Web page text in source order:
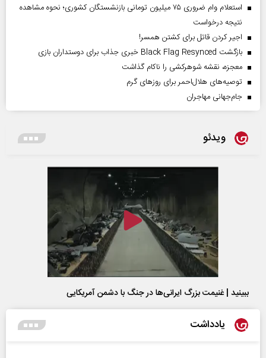
استعلام وام ضروری ۷۵ میلیون تومانی بازنشستگان کشوری؛ نحوه مشاهده
نتیجه درخواست
اجیر کردن قاتل برای کشتن همسر!
بازگشت Black Flag Resynced خبری جذاب برای دوستداران بازی
معجزه، نقشه شوهرکشی را ناکام گذاشت
توصیه‌های هلال‌احمر برای روز‌های گرم
جام‌جهانی مهاجران
ویدئو
ببینید | غنیمت بزرگ ایرانی‌ها در جنگ با دشمن آمریکایی
یادداشت